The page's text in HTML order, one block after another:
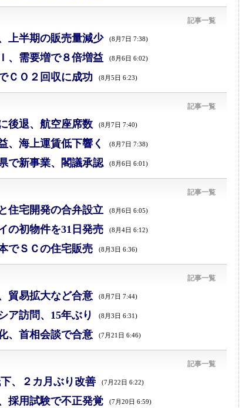
記事一覧
上半期の販売量減少 (8月7日 7:38)
、需要増で８倍増益 (8月6日 6:02)
ＣＯ２回収に成功 (8月5日 6:23)
記事一覧
後退、航空座席数 (8月7日 7:40)
、海上運賃低下響く (8月7日 7:38)
で新事業、閣議承認 (8月6日 6:01)
記事一覧
住宅開発の合弁設立 (8月6日 6:05)
の初物件を31日発売 (8月4日 6:12)
でＳＣの住宅販売 (8月3日 6:36)
記事一覧
貿易拡大など合意 (8月7日 7:44)
ア訪問、15年ぶり (8月3日 6:31)
、首相会談で合意 (7月21日 6:46)
記事一覧
、２カ月ぶり改善 (7月22日 6:22)
採用試験で不正発覚 (7月20日 6:59)